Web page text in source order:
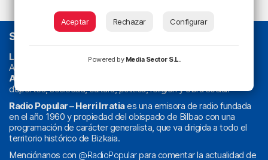
SOBRE NOSOTROS
La radio sin cadenas. Desde 1960 haciendo radio en Bilbao.
Actualidad y
Athletic
deportes, sociedad, cultura, política, religión y obra social.
Radio Popular – Herri Irratiaes una emisora de radio fundada
en el año 1960 y propiedad del obispado de Bilbao con una
programación de carácter generalista, que va dirigida a todo el
territorio histórico de Bizkaia.
Menciónanos con @RadioPopularpara comentar la actualidad de
Aceptar Rechazar Configurar
Powered by Media Sector S.L.